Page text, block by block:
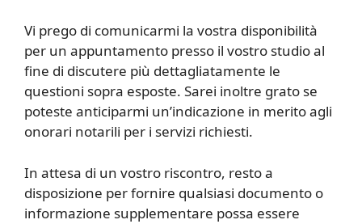
Vi prego di comunicarmi la vostra disponibilità
per un appuntamento presso il vostro studio al
fine di discutere più dettagliatamente le
questioni sopra esposte. Sarei inoltre grato se
poteste anticiparmi un’indicazione in merito agli
onorari notarili per i servizi richiesti.
In attesa di un vostro riscontro, resto a
disposizione per fornire qualsiasi documento o
informazione supplementare possa essere